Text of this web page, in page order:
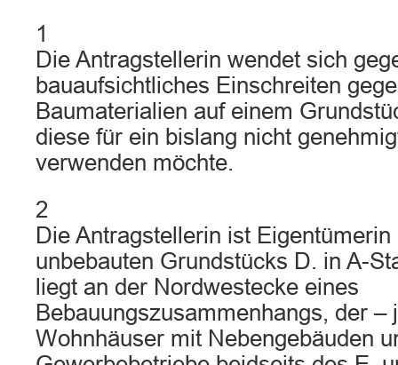
1
Die Antragstellerin wendet sich
bauaufsichtliches Einschreiten
Baumaterialien auf einem
diese für ein bislang nicht
verwenden möchte.
2
Die Antragstellerin ist
unbebauten Grundstücks D. in A-
liegt an der Nordwestecke eines
Bebauungszusammenhangs, der –
Wohnhäuser mit Nebengebäuden